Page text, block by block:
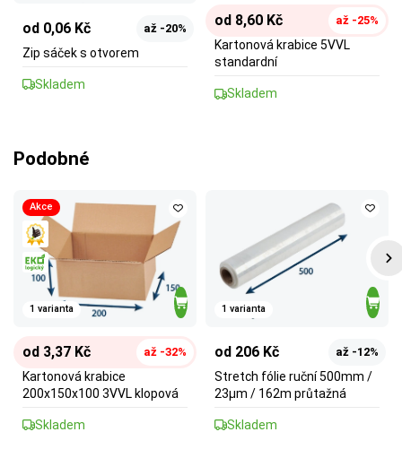
od 0,06 Kč až -20%
Zip sáček s otvorem
Skladem
od 8,60 Kč až -25%
Kartonová krabice 5VVL
standardní
Skladem
Podobné
Akce
1 varianta
od 3,37 Kč až -32%
Kartonová krabice
200x150x100 3VVL klopová
Skladem
1 varianta
od 206 Kč až -12%
Stretch fólie ruční 500mm /
23µm / 162m průtažná
Skladem